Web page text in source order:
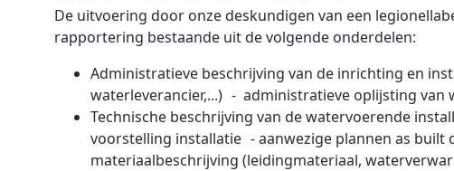
De uitvoering door onze deskundigen van een
rapportering bestaande uit de volgende onderdelen:
Administratieve beschrijving van de inrichting en
waterleverancier,...) - administratieve oplijsting van
Technische beschrijving van de watervoerende
voorstelling installatie - aanwezige plannen as
materiaalbeschrijving (leidingmateriaal,